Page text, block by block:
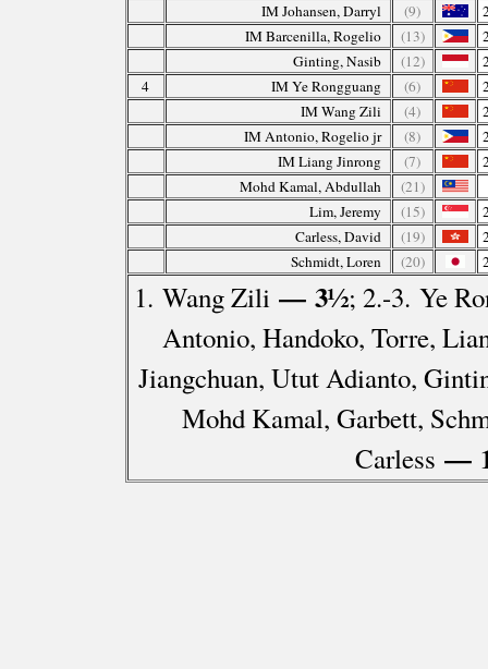
IM Johansen, Darryl (9)
IM Barcenilla, Rogelio
(13)
Ginting, Nasib
(12)
4
IM Ye Rongguang (6)
IM Wang Zili
(4)
IM Antonio, Rogelio jr
(8)
IM Liang Jinrong
(7)
Mohd Kamal, Abdullah
(21)
Lim, Jeremy
(15)
Carless, David
(19)
Schmidt, Loren
(20)
1. Wang Zili— 3½; 2.-3. Ye
Antonio, Handoko, Torre,
Jiangchuan, Utut Adianto,
Mohd Kamal, Garbett,
Carless —